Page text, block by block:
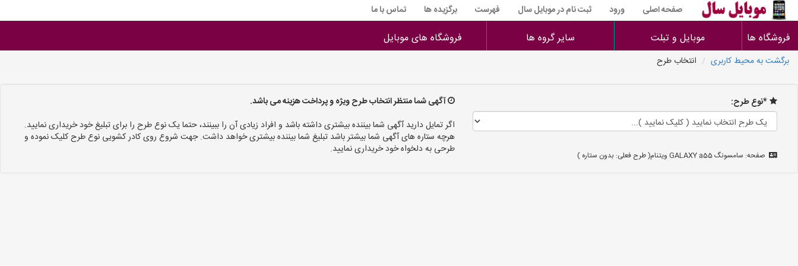
صفحه اصلی ورود ثبت نام در موبایل سال فهرست برگزیده ها تماس با ما
فروشگاه ها موبایل و تبلت سایر گروه ها فروشگاه های موبایل
برگشت به محیط کاربری انتخاب طرح
*نوع طرح:
صفحه: سامسونگ GALAXY a55 ویتنام( طرح فعلی: بدون ستاره )
آگهی شما منتظر انتخاب طرح ویژه و پرداخت هزینه می باشد.
اگر تمایل دارید آگهی شما بیننده بیشتری داشته باشد و افراد زیادی آن را ببینند، حتما یک نوع طرح را برای تبلیغ خود خریداری نمایید.
هرچه ستاره های آگهی شما بیشتر باشد تبلیغ شما بیننده بیشتری خواهد داشت. جهت شروع روی کادر کشویی نوع طرح کلیک نموده و
طرحی به دلخواه خود خریداری نمایید.